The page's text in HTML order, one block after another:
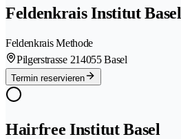
Feldenkrais Institut Basel
Feldenkrais Methode
Pilgerstrasse 214055 Basel
Termin reservieren
Hairfree Institut Basel